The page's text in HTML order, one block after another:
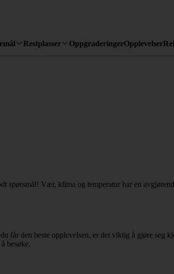
Restplasser OppgraderingerOpplevelser
spørsmål! Vær, klima og temperatur har en
får den beste opplevelsen, er det viktig å gjøre
besøke.